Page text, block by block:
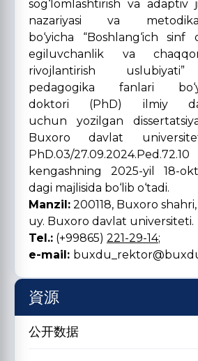
sog‘lomlashtirish va adaptiv
nazariyasi va
bo‘yicha “Boshlang‘ich sinf
egiluvchanlik va
rivojlantirish uslubiyati”
pedagogika fanlari
doktori (PhD) ilmiy
uchun yozilgan
Buxoro davlat
PhD.03/
kengashning 2025-yil 18-
dagi majlisida bo‘lib o‘tadi.
Manzil: 200118, Buxoro
uy. Buxoro davlat universiteti.
Tel.: (+99865) 221-29-14;
e-mail:
資源
公开数据